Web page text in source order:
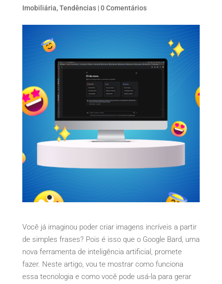
Imobiliária,Tendências|0 Comentários
Você já imaginou poder criar imagens incríveis a partir
de simples frases? Pois é isso que o Google Bard, uma
nova ferramenta de inteligência artificial, promete
fazer. Neste artigo, vou te mostrar como funciona
essa tecnologia e como você pode usá-la para gerar